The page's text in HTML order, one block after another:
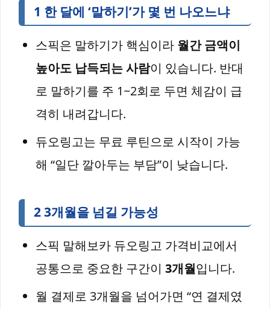
1 한 달에 ‘말하기’가 몇 번 나오느냐
스픽은 말하기가 핵심이라 월간 금액이
높아도 납득되는 사람이 있습니다. 반대
로 말하기를 주 1~2회로 두면 체감이 급
격히 내려갑니다.
듀오링고는 무료 루틴으로 시작이 가능
해 “일단 깔아두는 부담”이 낮습니다.
2 3개월을 넘길 가능성
스픽 말해보카 듀오링고 가격비교에서
공통으로 중요한 구간이 3개월입니다.
월 결제로 3개월을 넘어가면 “연 결제였